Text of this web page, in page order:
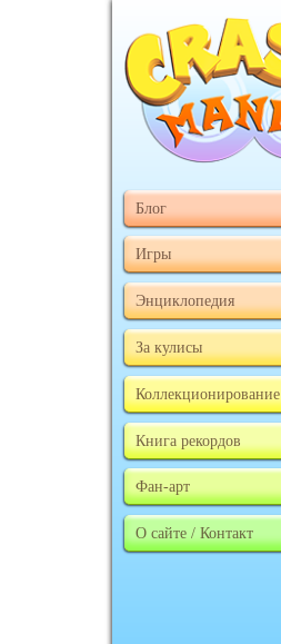
Блог
Игры
Энциклопедия
За кулисы
Коллекционирование
Книга рекордов
Фан-арт
О сайте / Контакт